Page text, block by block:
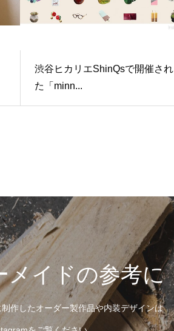
渋谷ヒカリエShinQsで開催され
た「minn...
メイドの参考に
作したオーダー製作品や内装デザインは